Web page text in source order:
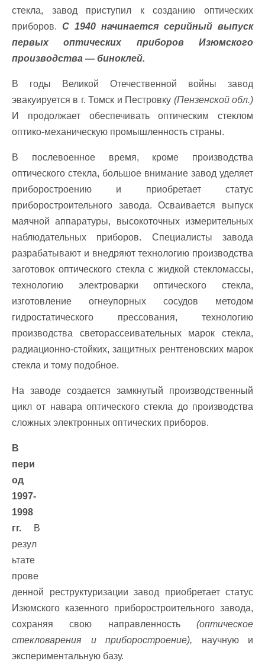
стекла, завод приступил к созданию оптических
приборов. С 1940 начинается серийный выпуск
первых оптических приборов Изюмского
производства — биноклей.
В годы Великой Отечественной войны завод
эвакуируется в г. Томск и Пестровку (Пензенской обл.)
И продолжает обеспечивать оптическим стеклом
оптико-механическую промышленность страны.
В послевоенное время, кроме производства
оптического стекла, большое внимание завод уделяет
приборостроению и приобретает статус
приборостроительного завода. Осваивается выпуск
маячной аппаратуры, высокоточных измерительных
наблюдательных приборов. Специалисты завода
разрабатывают и внедряют технологию производства
заготовок оптического стекла с жидкой стекломассы,
технологию электроварки оптического стекла,
изготовление огнеупорных сосудов методом
гидростатического прессования, технологию
производства светорассеивательных марок стекла,
радиационно-стойких, защитных рентгеновских марок
стекла и тому подобное.
На заводе создается замкнутый производственный
цикл от навара оптического стекла до производства
сложных электронных оптических приборов.
В
пери
од
1997-
1998
гг. В
резул
ьтате
прове
денной реструктуризации завод приобретает статус
Изюмского казенного приборостроительного завода,
сохраняя свою направленность (оптическое
стекловарения и приборостроение), научную и
экспериментальную базу.